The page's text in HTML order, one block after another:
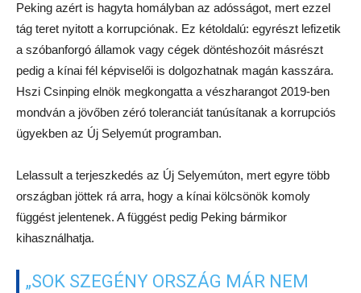
Peking azért is hagyta homályban az adósságot, mert ezzel
tág teret nyitott a korrupciónak. Ez kétoldalú: egyrészt lefizetik
a szóbanforgó államok vagy cégek döntéshozóit másrészt
pedig a kínai fél képviselői is dolgozhatnak magán kasszára.
Hszi Csinping elnök megkongatta a vészharangot 2019-ben
mondván a jövőben zéró toleranciát tanúsítanak a korrupciós
ügyekben az Új Selyemút programban.
Lelassult a terjeszkedés az Új Selyemúton, mert egyre több
országban jöttek rá arra, hogy a kínai kölcsönök komoly
függést jelentenek. A függést pedig Peking bármikor
kihasználhatja.
„SOK SZEGÉNY ORSZÁG MÁR NEM